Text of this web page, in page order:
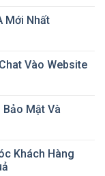
Mới Nhất
Vào Website
Mật Và
Khách Hàng